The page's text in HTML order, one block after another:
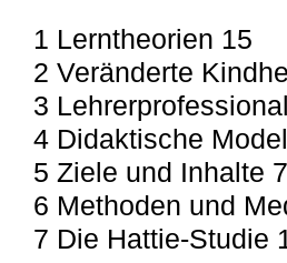
1 Lerntheorien 15
2 Veränderte
3
4 Didaktische
5 Ziele und Inhalte
6 Methoden und
7 Die Hattie-Studie